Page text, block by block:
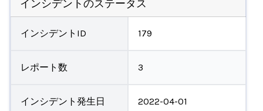
インシデントのステータス
インシデントID 179
レポート数 3
インシデント発生日 2022-04-01